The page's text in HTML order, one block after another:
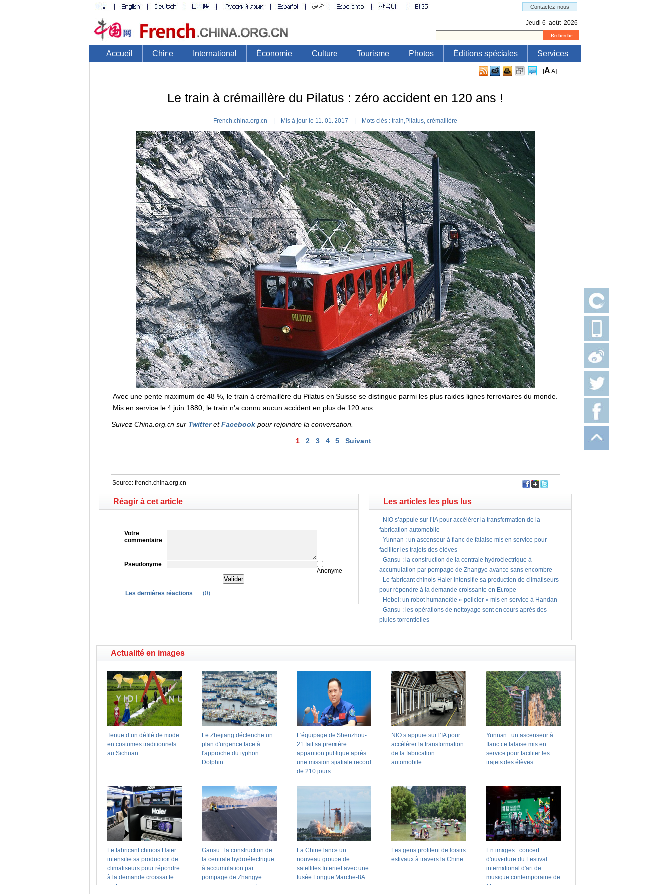
Accueil Chine International Économie Culture Tourisme Photos Éditions spéciales Services
[A A]
Le train à crémaillère du Pilatus : zéro accident en 120 ans !
French.china.org.cn | Mis à jour le 11. 01. 2017 | Mots clés : train,Pilatus, crémaillère
Avec une pente maximum de 48 %, le train à crémaillère du Pilatus en Suisse se distingue parmi les plus raides lignes ferroviaires du monde.
Mis en service le 4 juin 1880, le train n'a connu aucun accident en plus de 120 ans.
Suivez China.org.cn sur TwitteretFacebookpour rejoindre la conversation.
1 2 3 4 5 Suivant
Source: french.china.org.cn
Réagir à cet article
Votre
commentaire
Pseudonyme
Anonyme
Les dernières réactions (0)
Les articles les plus lus
- NIO s’appuie sur l’IA pour accélérer la transformation de la
fabrication automobile
- Yunnan : un ascenseur à flanc de falaise mis en service pour
faciliter les trajets des élèves
- Gansu : la construction de la centrale hydroélectrique à
accumulation par pompage de Zhangye avance sans encombre
- Le fabricant chinois Haier intensifie sa production de climatiseurs
pour répondre à la demande croissante en Europe
- Hebei: un robot humanoïde « policier » mis en service à Handan
- Gansu : les opérations de nettoyage sont en cours après des
pluies torrentielles